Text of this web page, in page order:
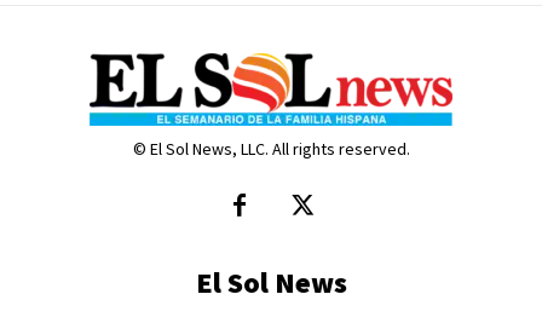
© El Sol News, LLC. All rights reserved.
El Sol News